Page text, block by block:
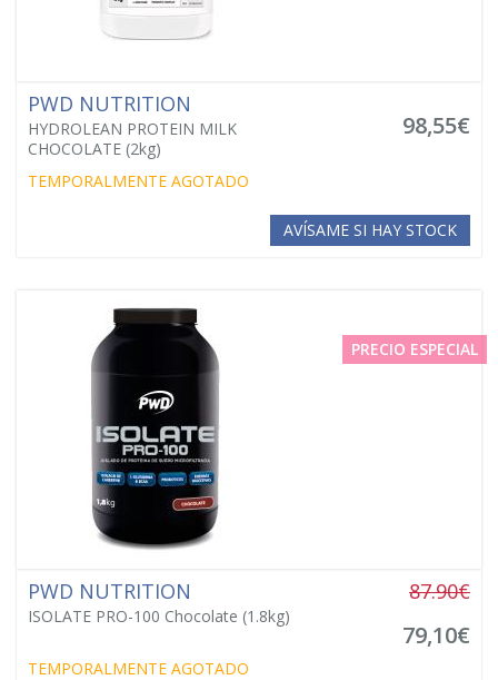
PWD NUTRITION
HYDROLEAN PROTEIN MILK
CHOCOLATE (2kg)
98,55€
TEMPORALMENTE AGOTADO
AVÍSAME SI HAY STOCK
PRECIO ESPECIAL
PWD NUTRITION
ISOLATE PRO-100 Chocolate (1.8kg)
87.90€
79,10€
TEMPORALMENTE AGOTADO